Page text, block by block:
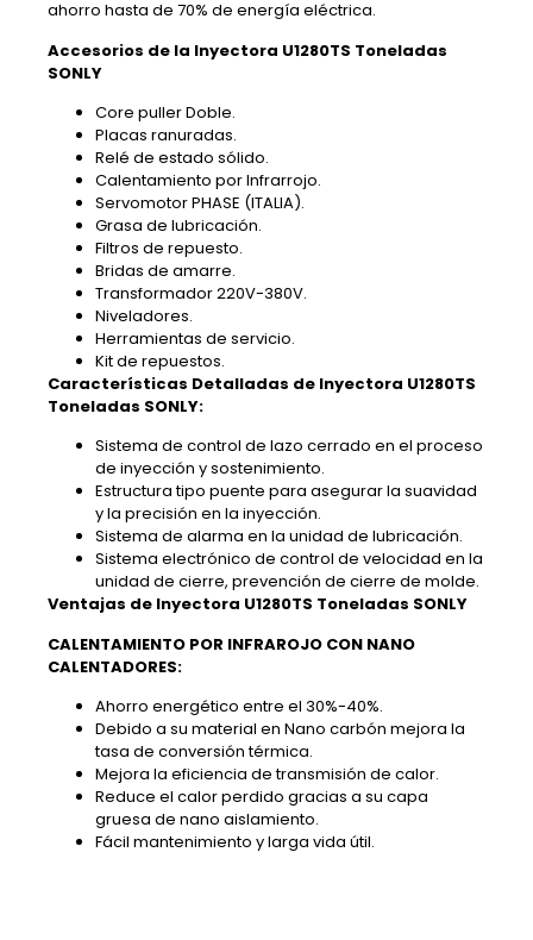
ahorro hasta de 70% de energía eléctrica.
Accesorios de la Inyectora U1280TS Toneladas
SONLY
Core puller Doble.
Placas ranuradas.
Relé de estado sólido.
Calentamiento por Infrarrojo.
Servomotor PHASE (ITALIA).
Grasa de lubricación.
Filtros de repuesto.
Bridas de amarre.
Transformador 220V-380V.
Niveladores.
Herramientas de servicio.
Kit de repuestos.
Características Detalladas de Inyectora U1280TS
Toneladas SONLY:
Sistema de control de lazo cerrado en el proceso
de inyección y sostenimiento.
Estructura tipo puente para asegurar la suavidad
y la precisión en la inyección.
Sistema de alarma en la unidad de lubricación.
Sistema electrónico de control de velocidad en la
unidad de cierre, prevención de cierre de molde.
Ventajas de Inyectora U1280TS Toneladas SONLY
CALENTAMIENTO POR INFRAROJO CON NANO
CALENTADORES:
Ahorro energético entre el 30%-40%.
Debido a su material en Nano carbón mejora la
tasa de conversión térmica.
Mejora la eficiencia de transmisión de calor.
Reduce el calor perdido gracias a su capa
gruesa de nano aislamiento.
Fácil mantenimiento y larga vida útil.